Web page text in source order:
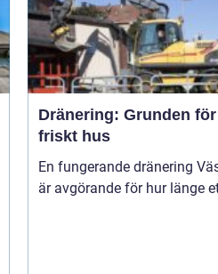
Dränering: Grunden
friskt hus
En fungerande dränering
är avgörande för hur länge